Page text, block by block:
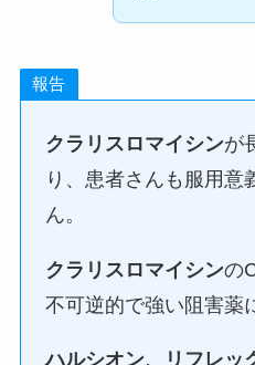
報告
クラリスロマイシンが
り、患者さんも服用意
ん。
クラリスロマイシンの
不可逆的で強い阻害薬
ハルシオン、リフレッ